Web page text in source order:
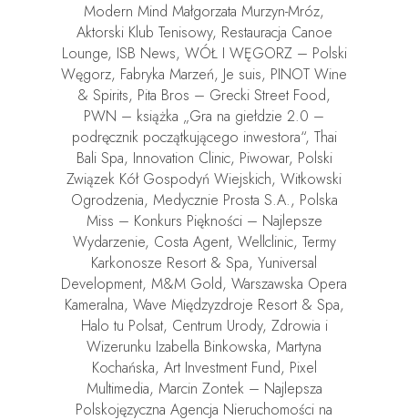
Modern Mind Małgorzata Murzyn-Mróz,
Aktorski Klub Tenisowy, Restauracja Canoe
Lounge, ISB News, WÓŁ I WĘGORZ – Polski
Węgorz, Fabryka Marzeń, Je suis, PINOT Wine
& Spirits, Pita Bros – Grecki Street Food,
PWN – książka „Gra na giełdzie 2.0 –
podręcznik początkującego inwestora“, Thai
Bali Spa, Innovation Clinic, Piwowar, Polski
Związek Kół Gospodyń Wiejskich, Witkowski
Ogrodzenia, Medycznie Prosta S.A., Polska
Miss – Konkurs Piękności – Najlepsze
Wydarzenie, Costa Agent, Wellclinic, Termy
Karkonosze Resort & Spa, Yuniversal
Development, M&M Gold, Warszawska Opera
Kameralna, Wave Międzyzdroje Resort & Spa,
Halo tu Polsat, Centrum Urody, Zdrowia i
Wizerunku Izabella Binkowska, Martyna
Kochańska, Art Investment Fund, Pixel
Multimedia, Marcin Zontek – Najlepsza
Polskojęzyczna Agencja Nieruchomości na